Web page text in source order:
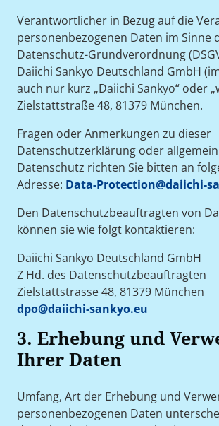
Verantwortlicher in Bezug auf die
personenbezogenen Daten im Sinne
Datenschutz-Grundverordnung
Daiichi Sankyo Deutschland GmbH
auch nur kurz „Daiichi Sankyo“ oder
Zielstattstraße 48, 81379 München.
Fragen oder Anmerkungen zu dieser
Datenschutzerklärung oder
Datenschutz richten Sie bitten an
Adresse: Data-Protection@daiichi-
Den Datenschutzbeauftragten von
können sie wie folgt kontaktieren:
Daiichi Sankyo Deutschland GmbH
Z Hd. des Datenschutzbeauftragten
Zielstattstrasse 48, 81379 München
dpo@daiichi-sankyo.eu
3. Erhebung und
Ihrer Daten
Umfang, Art der Erhebung und
personenbezogenen Daten